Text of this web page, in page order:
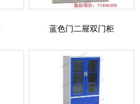
蓝色门二屉双门柜